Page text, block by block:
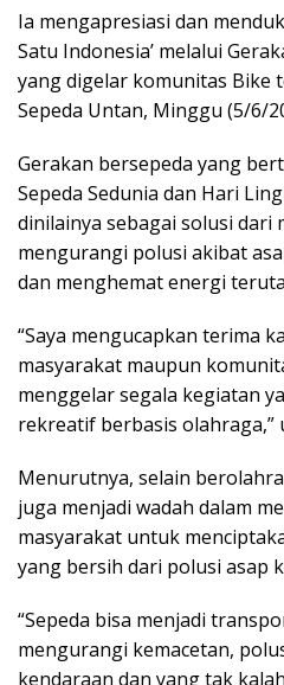
Ia mengapresiasi dan
Satu Indonesia’ melalui
yang digelar komunitas Bike
Sepeda Untan, Minggu (5/6/
Gerakan bersepeda yang
Sepeda Sedunia dan Hari
dinilainya sebagai solusi dari
mengurangi polusi akibat
dan menghemat energi
“Saya mengucapkan terima
masyarakat maupun
menggelar segala kegiatan
rekreatif berbasis olahraga,”
Menurutnya, selain
juga menjadi wadah dalam
masyarakat untuk
yang bersih dari polusi asap
“Sepeda bisa menjadi
mengurangi kemacetan,
kendaraan dan yang tak